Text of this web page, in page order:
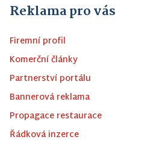
Reklama pro vás
Firemní profil
Komerční články
Partnerství portálu
Bannerová reklama
Propagace restaurace
Řádková inzerce